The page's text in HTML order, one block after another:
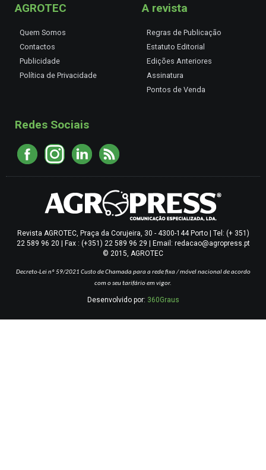
AGROTEC
Quem Somos
Contactos
Publicidade
Política de Privacidade
A revista
Regras de Publicação
Estatuto Editorial
Edições Anteriores
Assinatura
Pontos de Venda
Redes Sociais
Revista AGROTEC, Praça da Corujeira, 30 - 4300-144 Porto | Tel: (+ 351)
22 589 96 20 | Fax : (+351) 22 589 96 29 | Email: redacao@agropress.pt
© 2015, AGROTEC
Decreto-Lei nº 59/2021 Custo de Chamada para a rede fixa / móvel nacional de acordo
com o seu tarifário em vigor.
Desenvolvido por: 360Graus